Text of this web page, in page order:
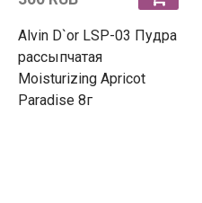
Alvin D`or LSP-03 Пудра
рассыпчатая
Moisturizing Apricot
Paradise 8г